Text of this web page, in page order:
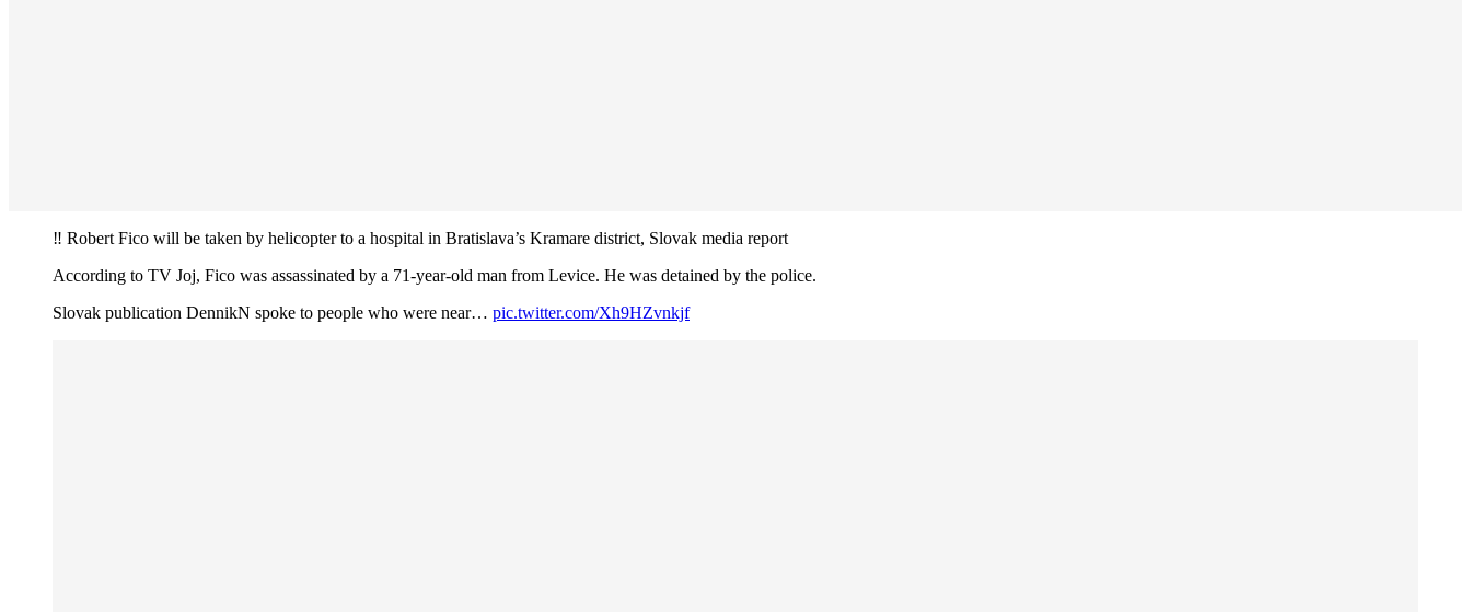
‼️ Robert Fico will be taken by helicopter to a hospital in Bratislava’s Kramare district, Slovak media report
According to TV Joj, Fico was assassinated by a 71-year-old man from Levice. He was detained by the police.
Slovak publication DennikN spoke to people who were near… pic.twitter.com/Xh9HZvnkjf